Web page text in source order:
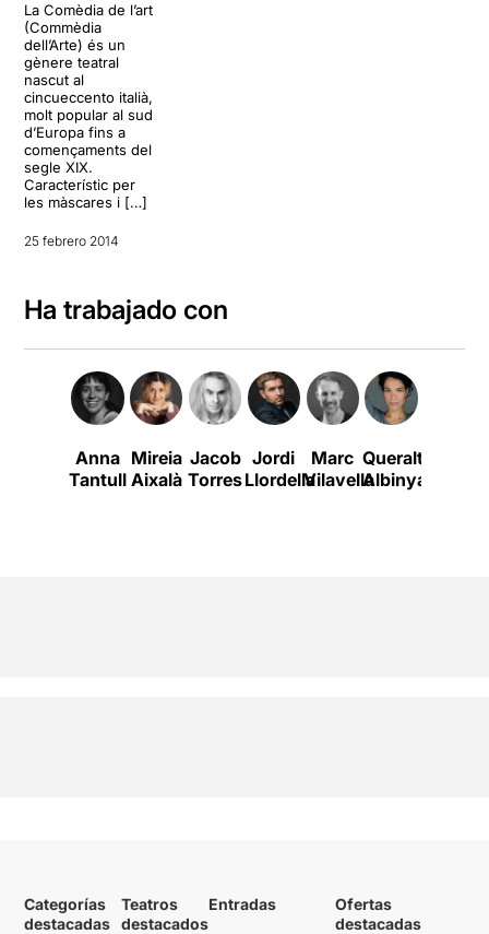
La Comèdia de l’art
(Commèdia
dell’Arte) és un
gènere teatral
nascut al
cincueccento italià,
molt popular al sud
d’Europa fins a
començaments del
segle XIX.
Característic per
les màscares i […]
25 febrero 2014
Ha trabajado con
Anna
Tantull
Mireia
Aixalà
Jacob
Torres
Jordi
Llordella
Marc
Vilavella
Queralt
Albinyana
Categorías
destacadas
Teatros
destacados
Entradas
Ofertas
destacadas